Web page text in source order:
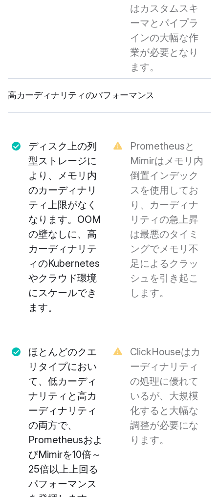
はカスタムスキ
ーマとパイプラ
インの大幅な作
業が必要となり
ます。
高カーディナリティのパフォーマンス
ディスク上の列
型ストレージに
より、メモリ内
のカーディナリ
ティ上限がなく
なります。OOM
の壁なしに、高
カーディナリテ
ィのKubernetes
やクラウド環境
にスケールでき
ます。
Prometheusと
Mimirはメモリ内
倒置インデック
スを使用してお
り、カーディナ
リティの急上昇
は最悪のタイミ
ングでメモリ不
足によるクラッ
シュを引き起こ
します。
ほとんどのクエ
リタイプにおい
て、低カーディ
ナリティと高カ
ーディナリティ
の両方で、
Prometheusおよ
びMimirを10倍～
25倍以上上回る
パフォーマンス
ClickHouseはカ
ーディナリティ
の処理に優れて
いるが、大規模
化すると大幅な
調整が必要にな
ります。